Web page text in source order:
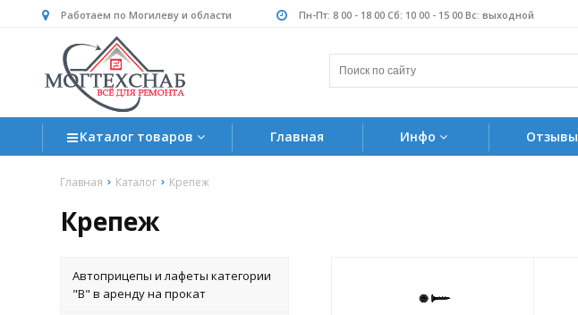
Работаем по Могилеву и области Пн-Пт: 8 00 - 18 00 Сб: 10 00 - 15 00 Вс: выходной
Каталог товаров Главная Инфо Отзывы
Главная Каталог Крепеж
Крепеж
Автоприцепы и лафеты категории
"B" в аренду на прокат